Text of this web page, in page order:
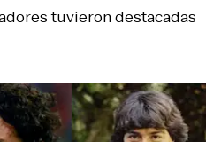
tuvieron destacadas